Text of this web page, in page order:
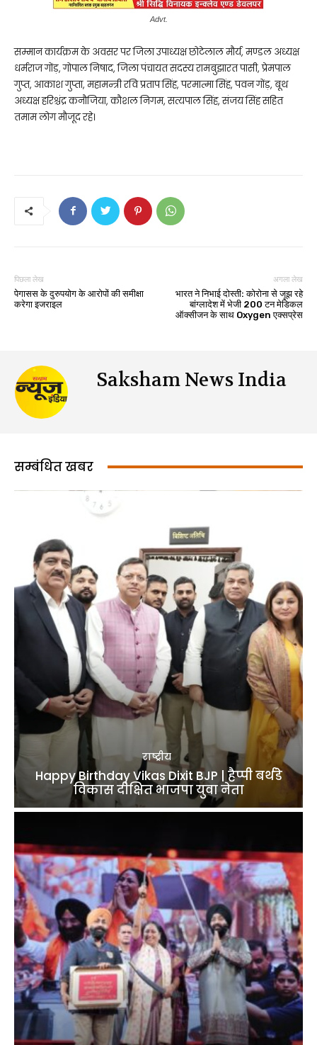
Advt.
सम्मान कार्यक्रम के अवसर पर जिला उपाध्यक्ष छोटेलाल मौर्य, मण्डल अध्यक्ष
धर्मराज गोंड़, गोपाल निषाद, जिला पंचायत सदस्य रामबुझारत पासी, प्रेमपाल
गुप्त, आकाश गुप्ता, महामन्त्री रवि प्रताप सिंह, परमात्मा सिंह, पवन गोंड़, बूथ
अध्यक्ष हरिश्चंद्र कनौजिया, कौशल निगम, सत्यपाल सिंह, संजय सिंह सहित
तमाम लोग मौजूद रहे।
पिछला लेख
पेगासस के दुरुपयोग के आरोपों की समीक्षा
करेगा इजराइल
अगला लेख
भारत ने निभाई दोस्ती: कोरोना से जूझ रहे
बांग्लादेश में भेजी 200 टन मेडिकल
ऑक्सीजन के साथ Oxygen एक्सप्रेस
Saksham News India
सम्बंधित खबर
राष्ट्रीय
Happy Birthday Vikas Dixit BJP | हैप्पी बर्थडे
विकास दीक्षित भाजपा युवा नेता